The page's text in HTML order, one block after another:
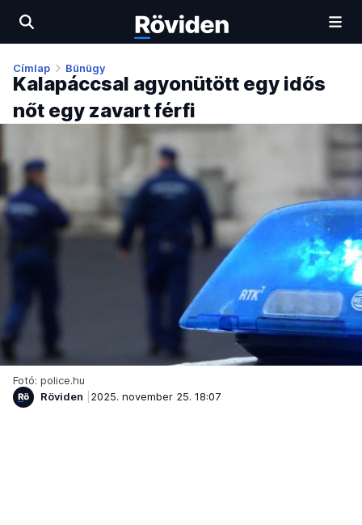
Címlap Bűnügy
Kalapáccsal agyonütött egy idős
nőt egy zavart férfi
Fotó: police.hu
Röviden
2025. november 25. 18:07